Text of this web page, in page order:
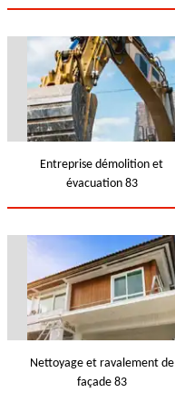
Entreprise démolition et
évacuation 83
Nettoyage et ravalement de
façade 83